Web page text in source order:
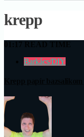
krepp
Barkács/DIY